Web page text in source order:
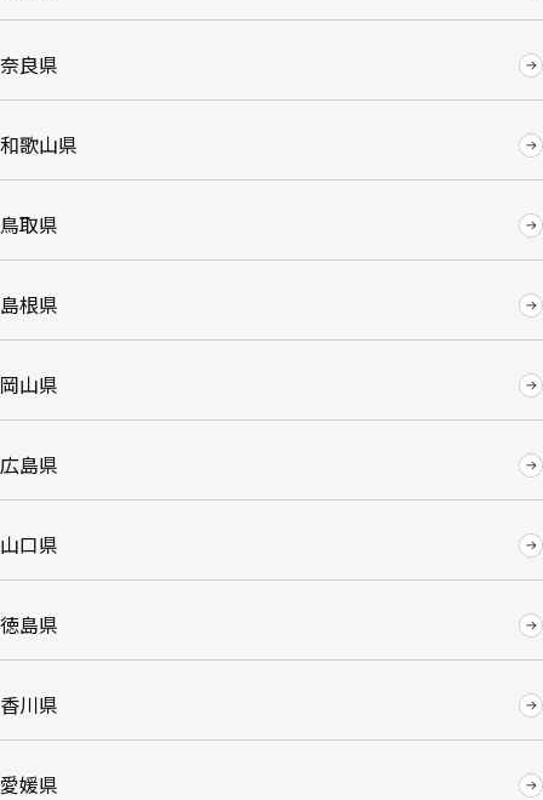
奈良県
和歌山県
鳥取県
島根県
岡山県
広島県
山口県
徳島県
香川県
愛媛県